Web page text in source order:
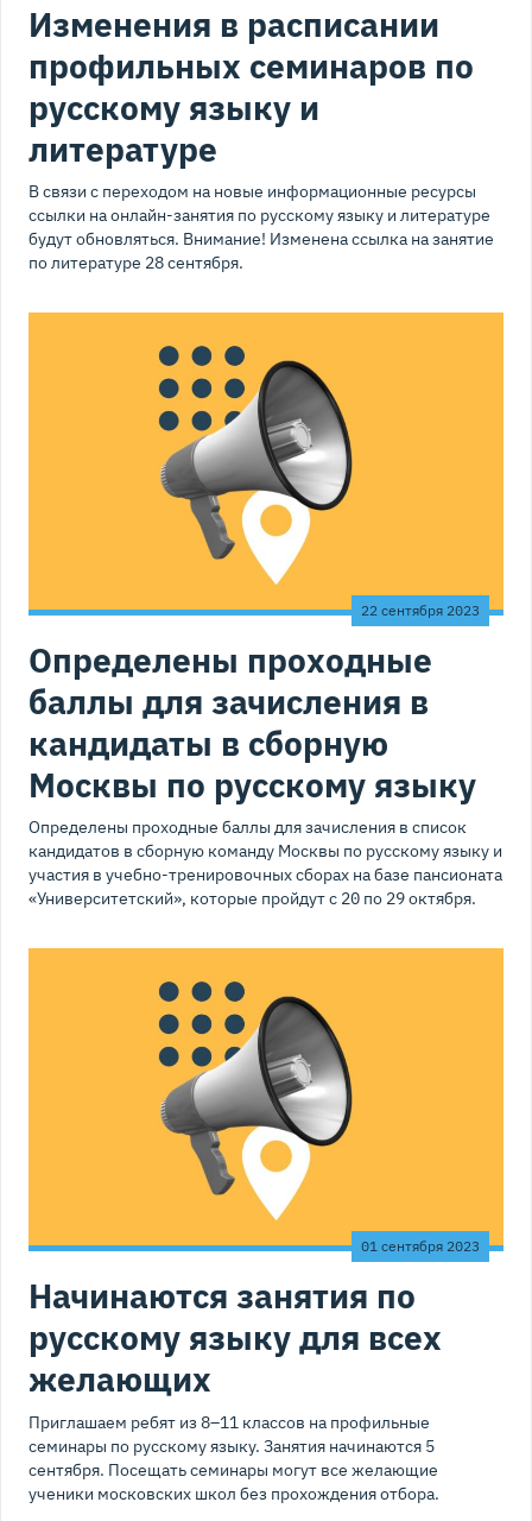
Изменения в расписании
профильных семинаров по
русскому языку и
литературе
В связи с переходом на новые информационные ресурсы
ссылки на онлайн-занятия по русскому языку и литературе
будут обновляться. Внимание! Изменена ссылка на занятие
по литературе 28 сентября.
22 сентября 2023
Определены проходные
баллы для зачисления в
кандидаты в сборную
Москвы по русскому языку
Определены проходные баллы для зачисления в список
кандидатов в сборную команду Москвы по русскому языку и
участия в учебно-тренировочных сборах на базе пансионата
«Университетский», которые пройдут с 20 по 29 октября.
01 сентября 2023
Начинаются занятия по
русскому языку для всех
желающих
Приглашаем ребят из 8–11 классов на профильные
семинары по русскому языку. Занятия начинаются 5
сентября. Посещать семинары могут все желающие
ученики московских школ без прохождения отбора.